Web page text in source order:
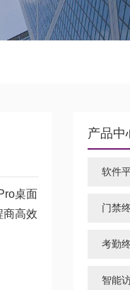
桌面
商高效
产品中
软件
门禁
考勤
智能